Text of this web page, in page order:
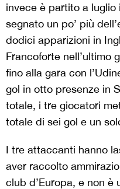
invece è partito a luglio
segnato un po’ più
dodici apparizioni in
Francoforte nell’ultimo
fino alla gara con
gol in otto presenze in
totale, i tre giocatori
totale di sei gol e un
I tre attaccanti hanno
aver raccolto
club d’Europa, e non